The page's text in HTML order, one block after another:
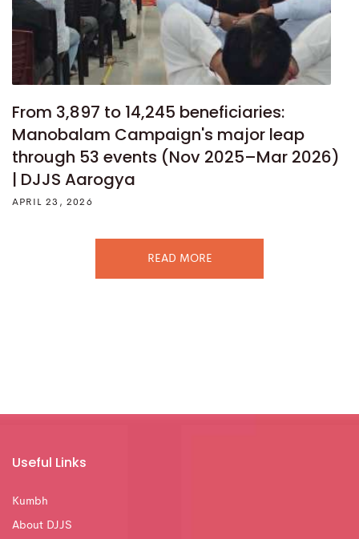
From 3,897 to 14,245 beneficiaries:
Manobalam Campaign's major leap
through 53 events (Nov 2025–Mar 2026)
| DJJS Aarogya
APRIL 23, 2026
READ MORE
Useful Links
Kumbh
About DJJS